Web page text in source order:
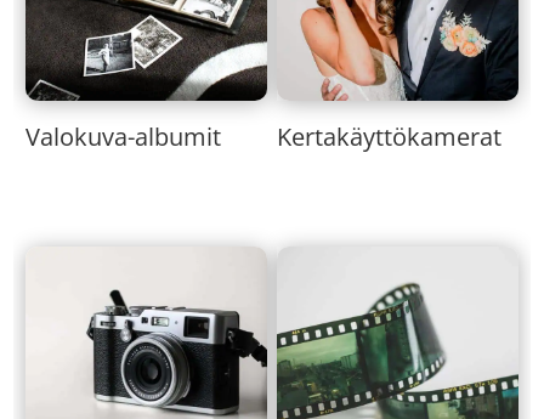
Valokuva-albumit Kertakäyttökamerat